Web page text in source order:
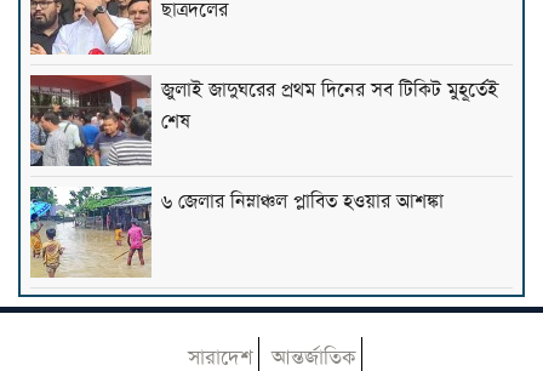
ছাত্রদলের
জুলাই জাদুঘরের প্রথম দিনের সব টিকিট মুহূর্তেই
শেষ
৬ জেলার নিম্নাঞ্চল প্লাবিত হওয়ার আশঙ্কা
রাষ্ট্রপতি নির্বাচন: তফসিল ঘোষণা
সারাদেশ আন্তর্জাতিক